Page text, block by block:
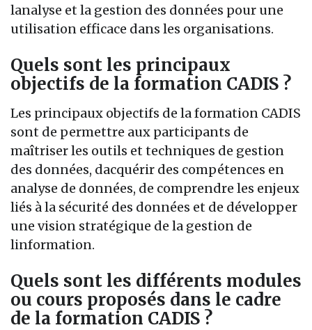
lanalyse et la gestion des données pour une
utilisation efficace dans les organisations.
Quels sont les principaux
objectifs de la formation CADIS ?
Les principaux objectifs de la formation CADIS
sont de permettre aux participants de
maîtriser les outils et techniques de gestion
des données, dacquérir des compétences en
analyse de données, de comprendre les enjeux
liés à la sécurité des données et de développer
une vision stratégique de la gestion de
linformation.
Quels sont les différents modules
ou cours proposés dans le cadre
de la formation CADIS ?